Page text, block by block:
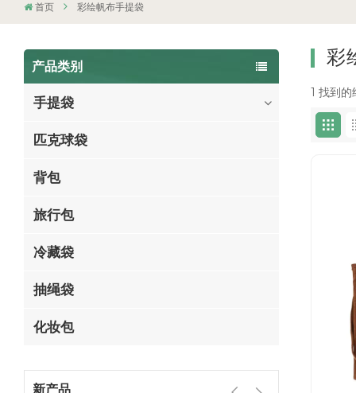
首页 彩绘帆布手提袋
产品类别
手提袋
匹克球袋
背包
旅行包
冷藏袋
抽绳袋
化妆包
新产品
彩
1 找到